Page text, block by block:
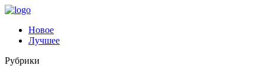
Новое
Лучшее
Рубрики